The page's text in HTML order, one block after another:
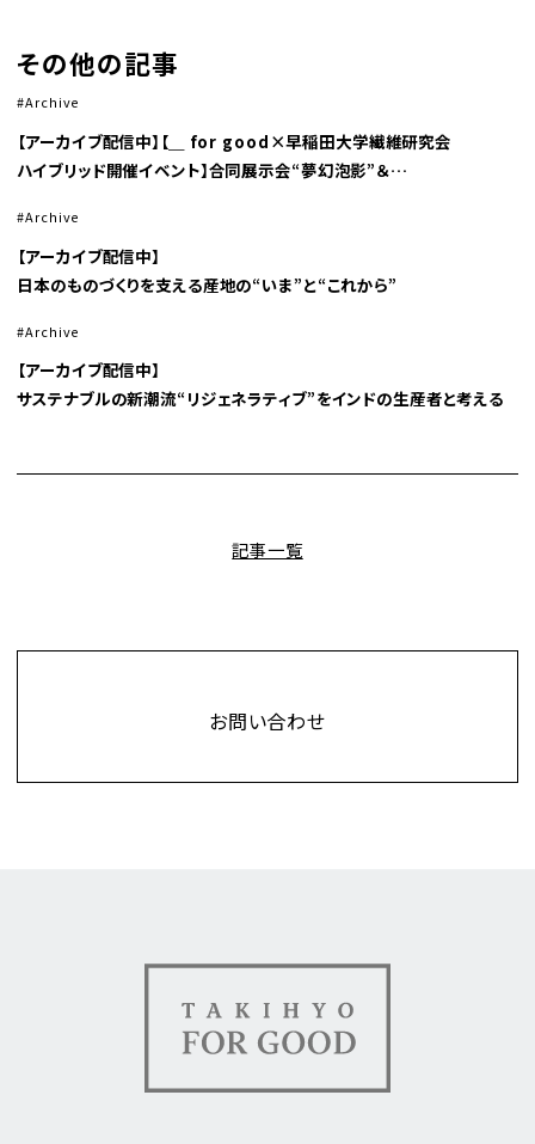
その他の記事
Archive
【アーカイブ配信中】【＿ for good×早稲田大学繊維研究会
ハイブリッド開催イベント】合同展示会“夢幻泡影”＆
クリエイティブとサステナブル」
Archive
【アーカイブ配信中】
日本のものづくりを支える産地の“いま”と“これから”
Archive
【アーカイブ配信中】
サステナブルの新潮流“リジェネラティブ”をインドの生産者と考える
記事一覧
Contact
お問い合わせ